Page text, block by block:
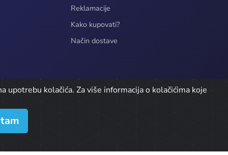
Reklamacije
Kako kupovati?
Način dostave
kolačića. Za više informacija o kolačićima koje